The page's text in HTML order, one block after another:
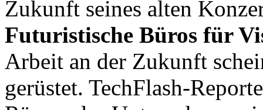
Zukunft seines alten
Futuristische Büros für
Arbeit an der Zukunft
gerüstet. TechFlash-